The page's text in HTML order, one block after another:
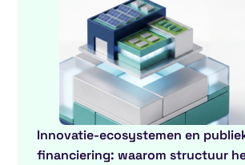
Innovatie-ecosystemen en
financiering: waarom structuur